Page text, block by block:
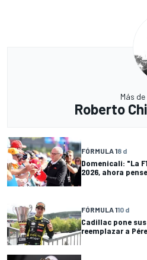
Más de
Roberto
FÓRMULA 18 d
Domenicali: "La
2026, ahora
FÓRMULA 110 d
Cadillac pone
reemplazar a